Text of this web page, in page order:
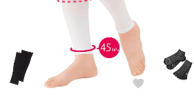
favorite